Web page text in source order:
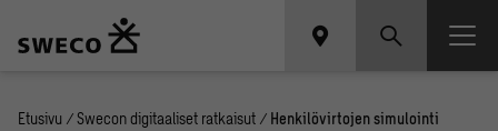
Etusivu / Swecon digitaaliset ratkaisut / Henkilövirtojen simulointi